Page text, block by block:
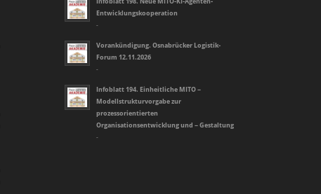
Entwicklungskooperation
-
Vorankündigung. Osnabrücker Logistik-
Forum 12.11.2026
-
Infoblatt 194. Einheitliche MITO –
Modellstrukturvorgabe zur
prozessorientierten
Organisationsentwicklung und – Gestaltung
-